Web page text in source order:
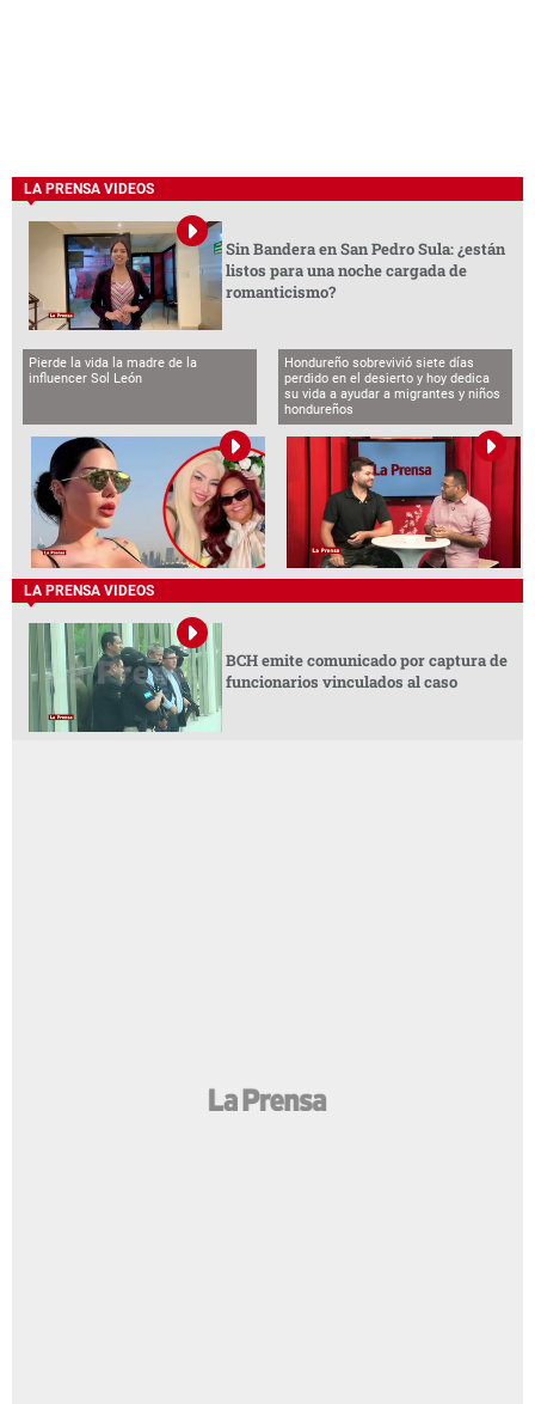
LA PRENSA VIDEOS
Sin Bandera en San Pedro Sula: ¿están
listos para una noche cargada de
romanticismo?
Pierde la vida la madre de la
influencer Sol León
Hondureño sobrevivió siete días
perdido en el desierto y hoy dedica
su vida a ayudar a migrantes y niños
hondureños
LA PRENSA VIDEOS
BCH emite comunicado por captura de
funcionarios vinculados al caso